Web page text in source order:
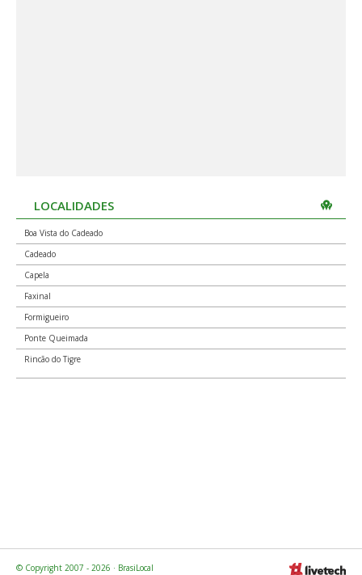
LOCALIDADES
Boa Vista do Cadeado
Cadeado
Capela
Faxinal
Formigueiro
Ponte Queimada
Rincão do Tigre
© Copyright 2007 - 2026 · BrasiLocal